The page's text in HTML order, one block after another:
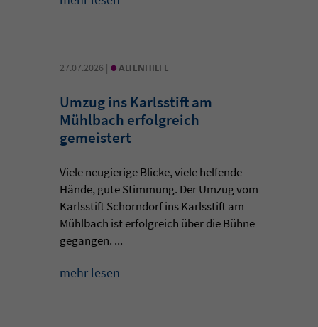
27.07.2026 | • ALTENHILFE
Umzug ins Karlsstift am
Mühlbach erfolgreich
gemeistert
Viele neugierige Blicke, viele helfende
Hände, gute Stimmung. Der Umzug vom
Karlsstift Schorndorf ins Karlsstift am
Mühlbach ist erfolgreich über die Bühne
gegangen. ...
mehr lesen